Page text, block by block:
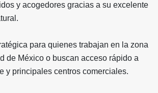
y acogedores gracias a su excelente
para quienes trabajan en la zona
de México o buscan acceso rápido a
y principales centros comerciales.